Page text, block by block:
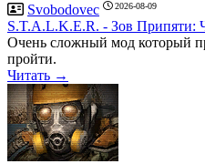
Svobodovec 2026-08-09
S.T.A.L.K.E.R. - Зов Припяти:
Очень сложный мод который
пройти.
Читать →